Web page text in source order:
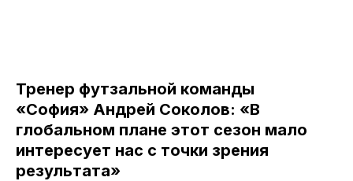
Тренер футзальной команды
«София» Андрей Соколов: «В
глобальном плане этот сезон мало
интересует нас с точки зрения
результата»